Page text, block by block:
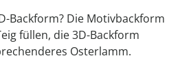
Backform? Die Motivbackform
füllen, die 3D-Backform
Osterlamm.